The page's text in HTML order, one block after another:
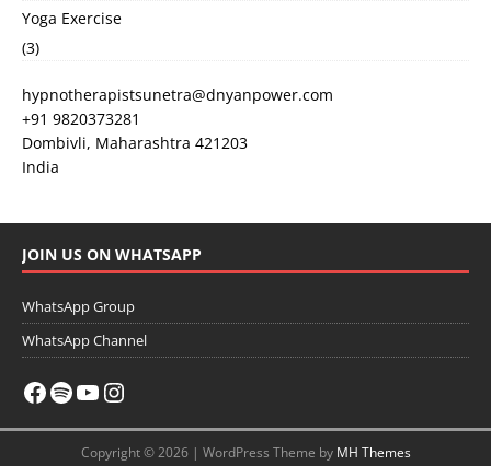
Yoga Exercise
(3)
hypnotherapistsunetra@dnyanpower.com
+91 9820373281
Dombivli, Maharashtra 421203
India
JOIN US ON WHATSAPP
WhatsApp Group
WhatsApp Channel
Copyright © 2026 | WordPress Theme by MH Themes